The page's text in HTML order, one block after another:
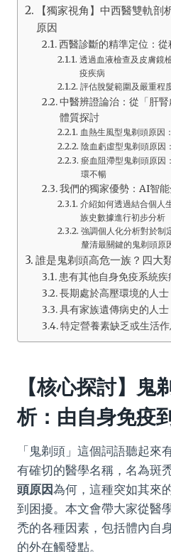
【獨家視角】中西醫雙軌
原因
西醫診斷的精準定位：
透過血液檢查及皮膚鏡
疫疾病
評估脫髮範圍及嚴重程
中醫辨證論治：從「肝
體質探討
血熱生風型鬼剃頭原因
陰血虧虛型鬼剃頭原因
瘀血阻滯型鬼剃頭原因
環不暢
我們的獨家優勢：AI智
介紹如何透過結合個人
族史數據進行初步分析
強調個人化分析對於制
釐清最關鍵的鬼剃頭原
誰是鬼剃頭高危一族？四大
患有其他自身免疫系統疾
長期處於高壓環境的人士
具有家族遺傳病史的人士
特定營養素缺乏或生活
【核心探討】鬼
析：由自身免疫
「鬼剃頭」這個詞語聽起來
有確切的醫學名稱，名為斑
頭原因為何，這種突如其來
到困擾。本文會帶大家從醫
禿的各種因素，包括體內自
的外在觸發點。